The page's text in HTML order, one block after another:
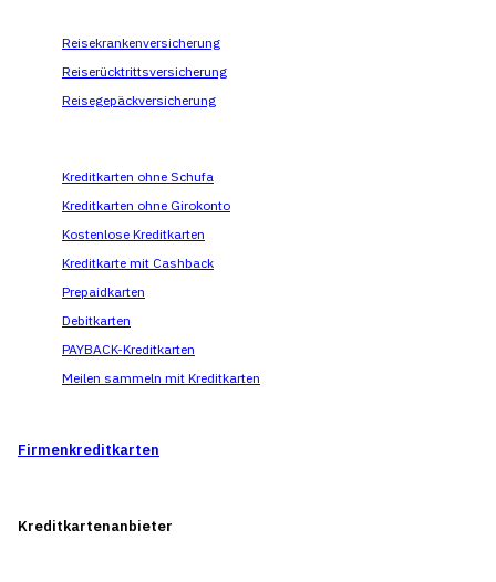
Reisekrankenversicherung
Reiserücktrittsversicherung
Reisegepäckversicherung
Kreditkarten ohne Schufa
Kreditkarten ohne Girokonto
Kostenlose Kreditkarten
Kreditkarte mit Cashback
Prepaidkarten
Debitkarten
PAYBACK-Kreditkarten
Meilen sammeln mit Kreditkarten
Firmenkreditkarten
Kreditkarten­­anbieter